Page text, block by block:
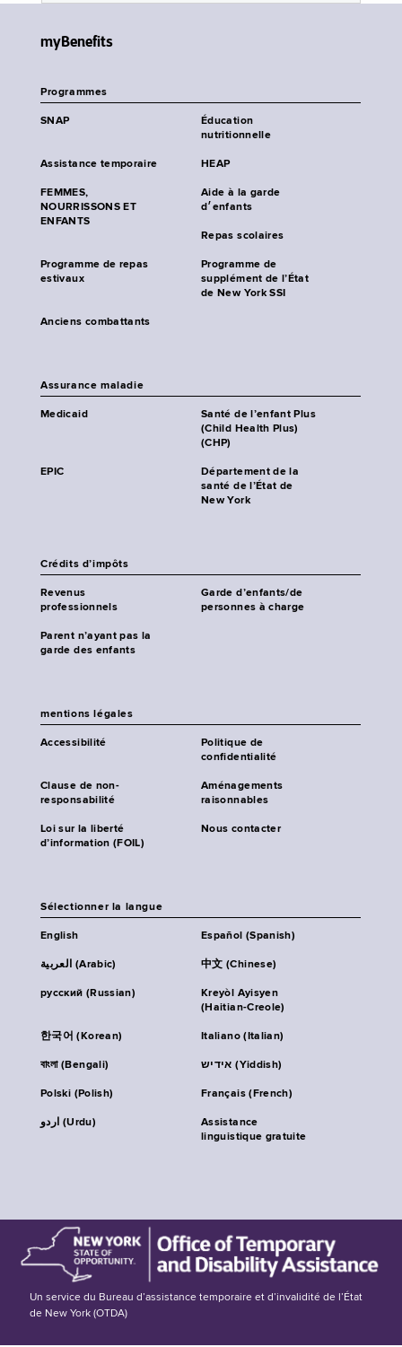
myBenefits
Programmes
SNAP
Éducation
nutritionnelle
Assistance temporaire HEAP
FEMMES,
NOURRISSONS ET
ENFANTS
Aide à la garde
d׳enfants
Repas scolaires
Programme de repas
estivaux
Programme de
supplément de l’État
de New York SSI
Anciens combattants
Assurance maladie
Medicaid
Santé de l’enfant Plus
(Child Health Plus)
(CHP)
EPIC
Département de la
santé de l’État de
New York
Crédits d’impôts
Revenus
professionnels
Garde d’enfants/de
personnes à charge
Parent n’ayant pas la
garde des enfants
mentions légales
Accessibilité
Politique de
confidentialité
Clause de non-
responsabilité
Aménagements
raisonnables
Loi sur la liberté
d’information (FOIL)
Nous contacter
Sélectionner la langue
English Español (Spanish)
العربية (Arabic) 中文 (Chinese)
русский (Russian)
Kreyòl Ayisyen
(Haitian-Creole)
한국어 (Korean) Italiano (Italian)
বাংলা (Bengali) אידיש (Yiddish)
Polski (Polish) Français (French)
اردو (Urdu)
Assistance
linguistique gratuite
Un service du Bureau d’assistance temporaire et d’invalidité de l’État
de New York (OTDA)